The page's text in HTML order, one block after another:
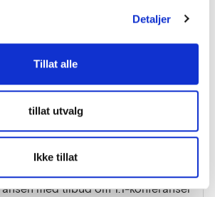
Detaljer
Tillat alle
tillat utvalg
Ikke tillat
og Nord-Østerdalen. Vi
i Trøndelag.
fra kommuner som står i ulike
byggeprosjekter. For noen
med tilbud om 1:1-konferanser